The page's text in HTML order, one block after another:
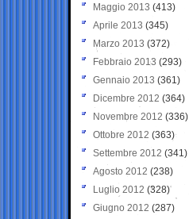
Maggio 2013 (413)
Aprile 2013 (345)
Marzo 2013 (372)
Febbraio 2013 (293)
Gennaio 2013 (361)
Dicembre 2012 (364)
Novembre 2012 (336)
Ottobre 2012 (363)
Settembre 2012 (341)
Agosto 2012 (238)
Luglio 2012 (328)
Giugno 2012 (287)